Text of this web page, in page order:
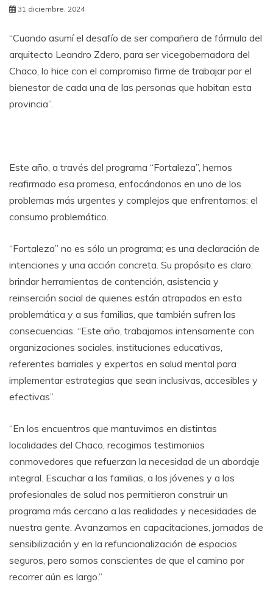
31 diciembre, 2024
“Cuando asumí el desafío de ser compañera de fórmula del
arquitecto Leandro Zdero, para ser vicegobernadora del
Chaco, lo hice con el compromiso firme de trabajar por el
bienestar de cada una de las personas que habitan esta
provincia”.
Este año, a través del programa “Fortaleza”, hemos
reafirmado esa promesa, enfocándonos en uno de los
problemas más urgentes y complejos que enfrentamos: el
consumo problemático.
“Fortaleza” no es sólo un programa; es una declaración de
intenciones y una acción concreta. Su propósito es claro:
brindar herramientas de contención, asistencia y
reinserción social de quienes están atrapados en esta
problemática y a sus familias, que también sufren las
consecuencias. “Este año, trabajamos intensamente con
organizaciones sociales, instituciones educativas,
referentes barriales y expertos en salud mental para
implementar estrategias que sean inclusivas, accesibles y
efectivas”.
“En los encuentros que mantuvimos en distintas
localidades del Chaco, recogimos testimonios
conmovedores que refuerzan la necesidad de un abordaje
integral. Escuchar a las familias, a los jóvenes y a los
profesionales de salud nos permitieron construir un
programa más cercano a las realidades y necesidades de
nuestra gente. Avanzamos en capacitaciones, jornadas de
sensibilización y en la refuncionalización de espacios
seguros, pero somos conscientes de que el camino por
recorrer aún es largo.”